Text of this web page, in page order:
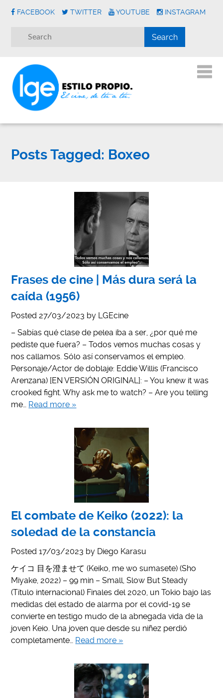
FACEBOOK TWITTER YOUTUBE INSTAGRAM
Posts Tagged: Boxeo
Frases de cine | Más dura será la
caída (1956)
Posted 27/03/2023 by LGEcine
– Sabías qué clase de pelea iba a ser, ¿por qué me
pediste que fuera? – Todos vemos muchas cosas y
nos callamos. Sólo así conservamos el empleo.
Personaje/Actor de doblaje: Eddie Willis (Francisco
Arenzana) [EN VERSIÓN ORIGINAL]: – You knew it was
crooked fight. Why ask me to watch? – Are you telling
me… Read more »
El combate de Keiko (2022): la
soledad de la constancia
Posted17/03/2023 by Diego Karasu
ケイコ 目を澄ませて (Keiko, me wo sumasete) (Sho
Miyake, 2022) – 99 min – Small, Slow But Steady
(Título internacional) Finales del 2020, un Tokio bajo las
medidas del estado de alarma por el covid-19 se
convierte en testigo mudo de la abnegada vida de la
joven Keio. Una joven que desde su niñez perdió
completamente… Read more »